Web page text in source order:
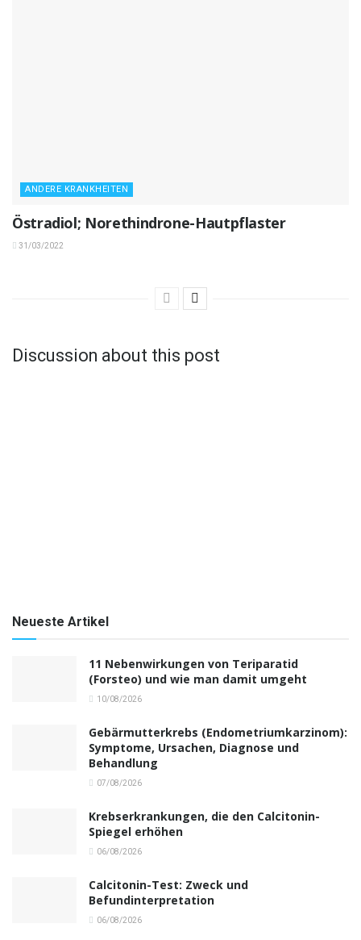
ANDERE KRANKHEITEN
Östradiol; Norethindrone-Hautpflaster
31/03/2022
Discussion about this post
Neueste Artikel
11 Nebenwirkungen von Teriparatid
(Forsteo) und wie man damit umgeht
10/08/2026
Gebärmutterkrebs (Endometriumkarzinom):
Symptome, Ursachen, Diagnose und
Behandlung
07/08/2026
Krebserkrankungen, die den Calcitonin-
Spiegel erhöhen
06/08/2026
Calcitonin-Test: Zweck und
Befundinterpretation
06/08/2026